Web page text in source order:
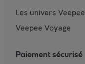
Les univers Veepee
Veepee Voyage
Paiement sécurisé